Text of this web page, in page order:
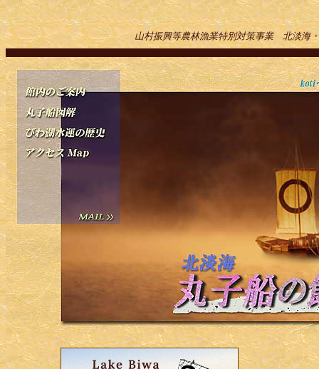
山村振興等農林漁業特別対策事業 北淡海